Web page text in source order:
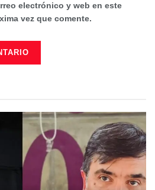
electrónico y web en este
vez que comente.